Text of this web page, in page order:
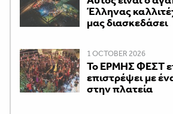
Έλληνας
μας διασκεδάσει
1 OCTOBER 2026
Το ΕΡΜΗΣ ΦΕΣΤ
επιστρέψει με
στην πλατεία